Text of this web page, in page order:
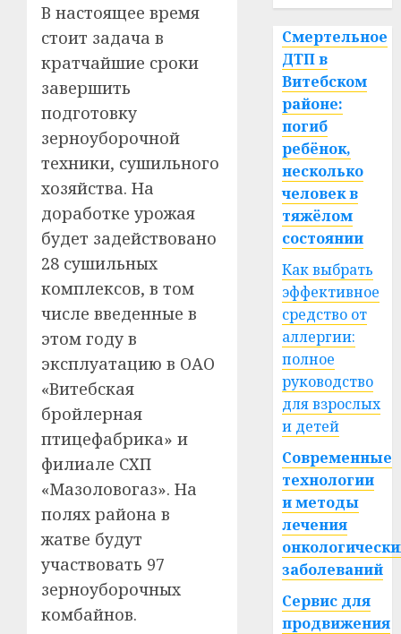
В настоящее время
стоит задача в
кратчайшие сроки
завершить
подготовку
зерноуборочной
техники, сушильного
хозяйства. На
доработке урожая
будет задействовано
28 сушильных
комплексов, в том
числе введенные в
этом году в
эксплуатацию в ОАО
«Витебская
бройлерная
птицефабрика» и
филиале СХП
«Мазоловогаз». На
полях района в
жатве будут
участвовать 97
зерноуборочных
комбайнов.
Смертельное
ДТП в
Витебском
районе:
погиб
ребёнок,
несколько
человек в
тяжёлом
состоянии
Как выбрать
эффективное
средство от
аллергии:
полное
руководство
для взрослых
и детей
Современные
технологии
и методы
лечения
заболеваний
Сервис для
продвижения